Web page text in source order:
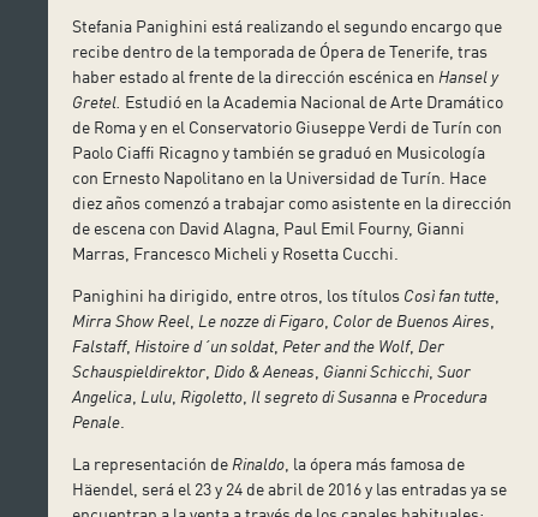
Stefania Panighini está realizando el segundo encargo que
recibe dentro de la temporada de Ópera de Tenerife, tras
haber estado al frente de la dirección escénica en Hansel y
Gretel. Estudió en la Academia Nacional de Arte Dramático
de Roma y en el Conservatorio Giuseppe Verdi de Turín con
Paolo Ciaffi Ricagno y también se graduó en Musicología
con Ernesto Napolitano en la Universidad de Turín. Hace
diez años comenzó a trabajar como asistente en la dirección
de escena con David Alagna, Paul Emil Fourny, Gianni
Marras, Francesco Micheli y Rosetta Cucchi.
Panighini ha dirigido, entre otros, los títulos Così fan tutte
Mirra Show Reel Le nozze di Figaro Color de Buenos Aires
Falstaff, Histoire d´un soldat, Peter and the Wolf, Der
Schauspieldirektor Dido & Aeneas Gianni Schicchi,Suor
Angelica Lulu Rigoletto Il segreto di Susanna e Procedura
Penale
La representación de Rinaldo , la ópera más famosa de
Häendel, será el 23 y 24 de abril de 2016 y las entradas ya se